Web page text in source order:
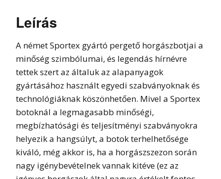
Leírás
A német Sportex gyártó pergető horgászbotjai a
minőség szimbólumai, és legendás hírnévre
tettek szert az általuk az alapanyagok
gyártásához használt egyedi szabványoknak és
technológiáknak köszönhetően. Mivel a Sportex
botoknál a legmagasabb minőségi,
megbízhatósági és teljesítményi szabványokra
helyezik a hangsúlyt, a botok terhelhetősége
kiváló, még akkor is, ha a horgászszezon során
nagy igénybevételnek vannak kitéve (ez az